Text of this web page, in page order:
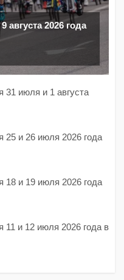
августа 2026 года
31 июля и 1 августа
25 и 26 июля 2026 года
18 и 19 июля 2026 года
11 и 12 июля 2026 года в